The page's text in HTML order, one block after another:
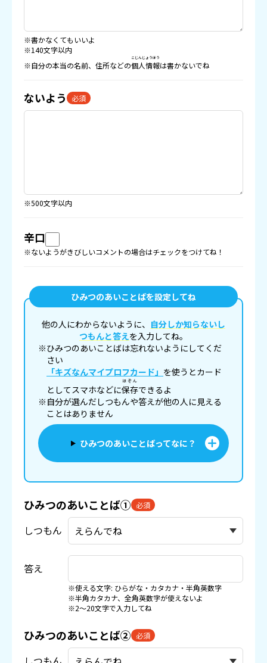
※書かなくてもいいよ
※140文字以内
※自分の本当の名前、住所などの個人情報
こじんじょうほう
は書かないでね
ないよう 必須
※500文字以内
辛口
※ないようがきびしいコメントの場合はチェックをつけてね！
ひみつのあいことばを設定してね
他の人にわからないように、 自分しか知らないし
つもんと答えを入力してね。
※ひみつのあいことばは忘れないようにしてくだ
さい
「キズなんマイプロフカード」 を使うとカード
としてスマホなどに保存
ほぞん
できるよ
※自分が選んだしつもんや答えが他の人に見える
ことはありません
ひみつのあいことばってなに？
ひみつのあいことば① 必須
しつもん
答え
※使える文字: ひらがな・カタカナ・半角英数字
※半角カタカナ、全角英数字が使えないよ
※2〜20文字で入力してね
ひみつのあいことば② 必須